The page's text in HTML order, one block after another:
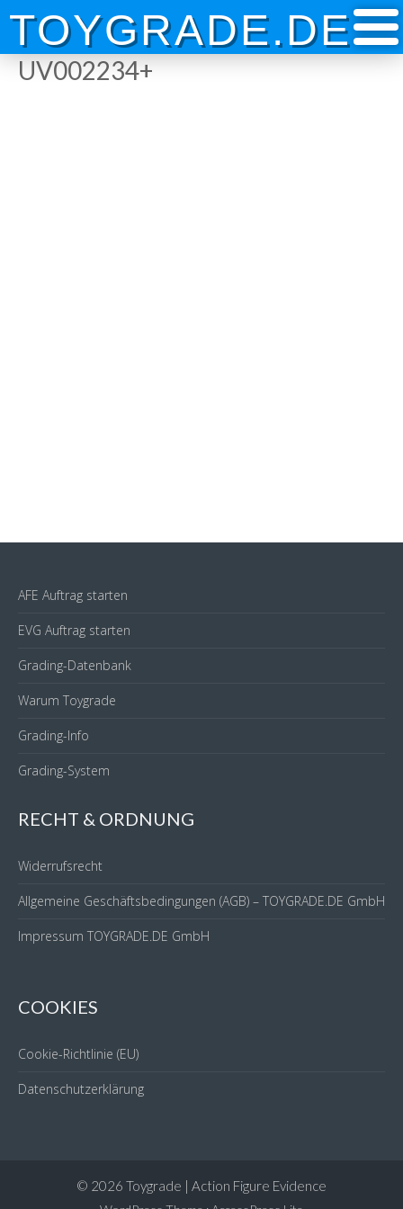
Skip
content
TOYGRADE.DE
UV002234+
AFE Auftrag starten
EVG Auftrag starten
Grading-Datenbank
Warum Toygrade
Grading-Info
Grading-System
RECHT & ORDNUNG
Widerrufsrecht
Allgemeine Geschäftsbedingungen (AGB) – TOYGRADE.DE GmbH
Impressum TOYGRADE.DE GmbH
COOKIES
Cookie-Richtlinie (EU)
Datenschutzerklärung
© 2026 Toygrade | Action Figure Evidence